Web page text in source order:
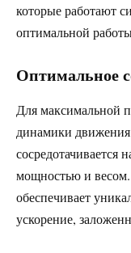
которые работают
оптимальной
Оптимальное
Для максимальной
динамики движения
сосредотачивается
мощностью и
обеспечивает
ускорение,